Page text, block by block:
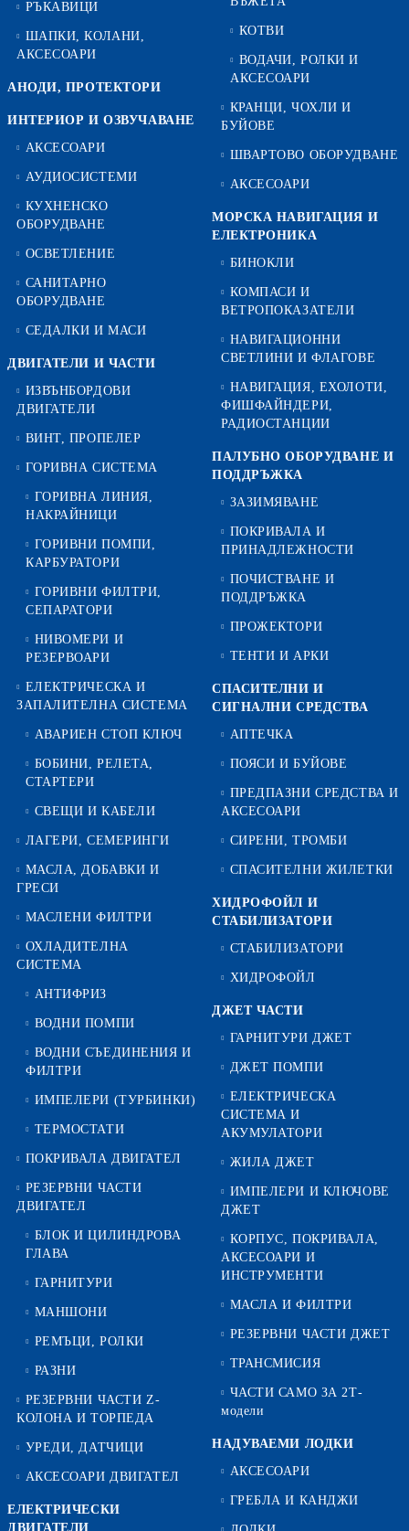
РЪКАВИЦИ
ШАПКИ, КОЛАНИ,
АКСЕСОАРИ
АНОДИ, ПРОТЕКТОРИ
ИНТЕРИОР И ОЗВУЧАВАНЕ
АКСЕСОАРИ
АУДИОСИСТЕМИ
КУХНЕНСКО
ОБОРУДВАНЕ
ОСВЕТЛЕНИЕ
САНИТАРНО
ОБОРУДВАНЕ
СЕДАЛКИ И МАСИ
ДВИГАТЕЛИ И ЧАСТИ
ИЗВЪНБОРДОВИ
ДВИГАТЕЛИ
ВИНТ, ПРОПЕЛЕР
ГОРИВНА СИСТЕМА
ГОРИВНА ЛИНИЯ,
НАКРАЙНИЦИ
ГОРИВНИ ПОМПИ,
КАРБУРАТОРИ
ГОРИВНИ ФИЛТРИ,
СЕПАРАТОРИ
НИВОМЕРИ И
РЕЗЕРВОАРИ
ЕЛЕКТРИЧЕСКА И
ЗАПАЛИТЕЛНА СИСТЕМА
АВАРИЕН СТОП КЛЮЧ
БОБИНИ, РЕЛЕТА,
СТАРТЕРИ
СВЕЩИ И КАБЕЛИ
ЛАГЕРИ, СЕМЕРИНГИ
МАСЛА, ДОБАВКИ И
ГРЕСИ
МАСЛЕНИ ФИЛТРИ
ОХЛАДИТЕЛНА
СИСТЕМА
АНТИФРИЗ
ВОДНИ ПОМПИ
ВОДНИ СЪЕДИНЕНИЯ И
ФИЛТРИ
ИМПЕЛЕРИ (ТУРБИНКИ)
ТЕРМОСТАТИ
ПОКРИВАЛА ДВИГАТЕЛ
РЕЗЕРВНИ ЧАСТИ
ДВИГАТЕЛ
БЛОК И ЦИЛИНДРОВА
ГЛАВА
ГАРНИТУРИ
МАНШОНИ
РЕМЪЦИ, РОЛКИ
РАЗНИ
РЕЗЕРВНИ ЧАСТИ Z-
КОЛОНА И ТОРПЕДА
УРЕДИ, ДАТЧИЦИ
АКСЕСОАРИ ДВИГАТЕЛ
ЕЛЕКТРИЧЕСКИ
ДВИГАТЕЛИ
КОТВИ
ВОДАЧИ, РОЛКИ И
АКСЕСОАРИ
КРАНЦИ, ЧОХЛИ И
БУЙОВЕ
ШВАРТОВО ОБОРУДВАНЕ
АКСЕСОАРИ
МОРСКА НАВИГАЦИЯ И
ЕЛЕКТРОНИКА
БИНОКЛИ
КОМПАСИ И
ВЕТРОПОКАЗАТЕЛИ
НАВИГАЦИОННИ
СВЕТЛИНИ И ФЛАГОВЕ
НАВИГАЦИЯ, ЕХОЛОТИ,
ФИШФАЙНДЕРИ,
РАДИОСТАНЦИИ
ПАЛУБНО ОБОРУДВАНЕ И
ПОДДРЪЖКА
ЗАЗИМЯВАНЕ
ПОКРИВАЛА И
ПРИНАДЛЕЖНОСТИ
ПОЧИСТВАНЕ И
ПОДДРЪЖКА
ПРОЖЕКТОРИ
ТЕНТИ И АРКИ
СПАСИТЕЛНИ И
СИГНАЛНИ СРЕДСТВА
АПТЕЧКА
ПОЯСИ И БУЙОВЕ
ПРЕДПАЗНИ СРЕДСТВА И
АКСЕСОАРИ
СИРЕНИ, ТРОМБИ
СПАСИТЕЛНИ ЖИЛЕТКИ
ХИДРОФОЙЛ И
СТАБИЛИЗАТОРИ
СТАБИЛИЗАТОРИ
ХИДРОФОЙЛ
ДЖЕТ ЧАСТИ
ГАРНИТУРИ ДЖЕТ
ДЖЕТ ПОМПИ
ЕЛЕКТРИЧЕСКА
СИСТЕМА И
АКУМУЛАТОРИ
ЖИЛА ДЖЕТ
ИМПЕЛЕРИ И КЛЮЧОВЕ
ДЖЕТ
КОРПУС, ПОКРИВАЛА,
АКСЕСОАРИ И
ИНСТРУМЕНТИ
МАСЛА И ФИЛТРИ
РЕЗЕРВНИ ЧАСТИ ДЖЕТ
ТРАНСМИСИЯ
ЧАСТИ САМО ЗА 2Т-
модели
НАДУВАЕМИ ЛОДКИ
АКСЕСОАРИ
ГРЕБЛА И КАНДЖИ